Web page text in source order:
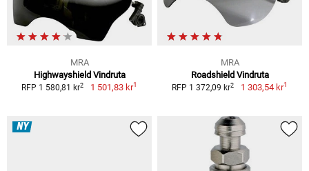
MRA
Highwayshield Vindruta
RFP 1 580,81 kr2 1 501,83 kr1
MRA
Roadshield Vindruta
RFP 1 372,09 kr2 1 303,54 kr1
NY